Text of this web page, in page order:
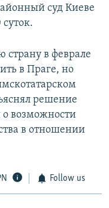
суд Киеве
страну в феврале
в Праге, но
решение
о возможности
в отношении
Follow us